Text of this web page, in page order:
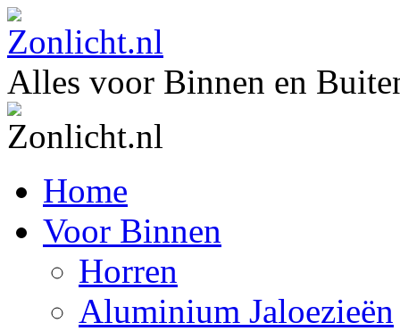
Alles voor Binnen en
Home
Voor Binnen
Horren
Aluminium Jaloezieën